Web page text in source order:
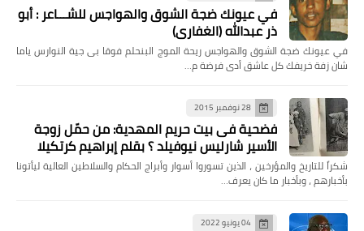
في عيونك ضجة الشوق والهواجس للشـــاعر : أبو
ذر عبدالله (الغفاري)
في عيونك ضجة الشوق والهواجس ريحة الموج البنحلم فوقا بى جية النوارس ياما
شان زفة خريفك كل عاشق أدى فرضة م…
28 نوفمبر 2015
فضحية فى بيت حريم المهدية: من حمّل زوجة
الأسير شارليس نيوفيلد ؟ بقلم إبراهيم كرتكيلا
شكراً للتاريخ والمؤرخين ، الذين تسوروا أسوار وأبراج الحكام والسلاطين العالية ليأتونا
بأخبارهم ، وبأخبار ما كان يعرف…
04 يونيو 2022